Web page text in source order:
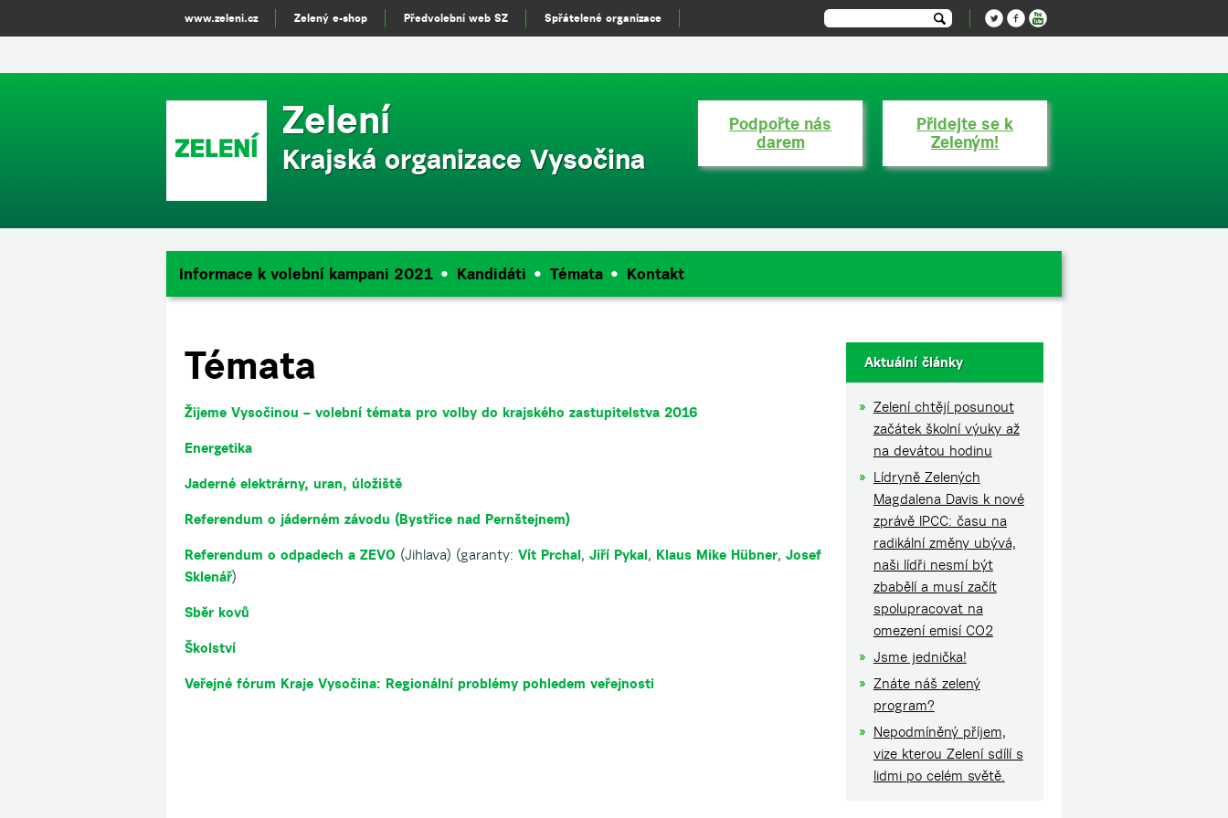
(function(i,s,o,g,r,a,m){i['GoogleAnalyticsObject']=r;i[r]=i[r]||function(){ (i[r].q=i[r].q||[]).push(arguments)},i[r].l=1*new Date();a=s.createElement(o), m=s.getElementsByTagName(o)
[0];a.async=1;a.src=g;m.parentNode.insertBefore(a,m) })(window,document,'script','//www.google-analytics.com/analytics.js','ga'); ga('create', 'UA-52342772-2', 'auto'); ga('send', 'pageview');
Zelení
Krajská organizace Vysočina
Přidejte se k
Zeleným!
Podpořte nás
darem
Informace k volební kampani 2021 Kandidáti Témata Kontakt
Témata
Žijeme Vysočinou – volební témata pro volby do krajského zastupitelstva 2016
Energetika
Jaderné elektrárny, uran, úložiště
Referendum o jáderném závodu (Bystřice nad Pernštejnem)
Referendum o odpadech a ZEVO (Jihlava) (garanty: Vít Prchal, Jiří Pykal, Klaus Mike Hübner, Josef
Sklenář)
Sběr kovů
Školství
Veřejné fórum Kraje Vysočina: Regionální problémy pohledem veřejnosti
Aktuální články
Zelení chtějí posunout
začátek školní výuky až
na devátou hodinu
Lídryně Zelených
Magdalena Davis k nové
zprávě IPCC: času na
radikální změny ubývá,
naši lídři nesmí být
zbabělí a musí začít
spolupracovat na
omezení emisí CO2
Jsme jednička!
Znáte náš zelený
program?
Nepodmíněný příjem,
vize kterou Zelení sdílí s
lidmi po celém světě.
www.zeleni.cz Zelený e-shop Předvolební web SZ Spřátelené organizace